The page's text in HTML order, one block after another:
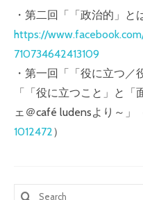
・第二回「「政治的」と
https://
710734642413109
・第一回「「役に立つ／
「
「役に立つこと」と
ェ＠café ludensより～」
1012472）
Search